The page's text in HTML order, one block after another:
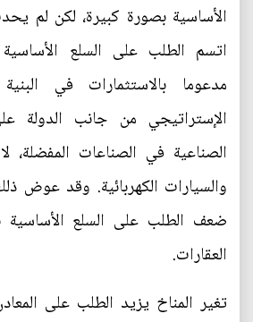
الأساسية بصورة كبيرة، لكن لم
اتسم الطلب على السلع الأساسية
مدعوما بالاستثمارات في
الإستراتيجي من جانب الدولة
الصناعية في الصناعات المفضلة،
والسيارات الكهربائية. وقد عوض
ضعف الطلب على السلع
العقارات.
تغير المناخ يزيد الطلب على